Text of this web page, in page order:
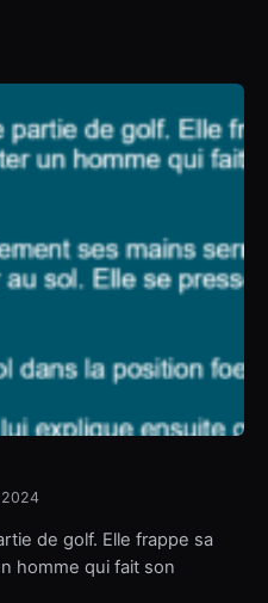
2024
de golf. Elle frappe sa
homme qui fait son